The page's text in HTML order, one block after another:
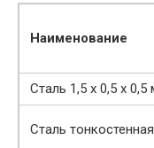
Наименование
Сталь 1,5 х 0,5 х
Сталь тонкостенная